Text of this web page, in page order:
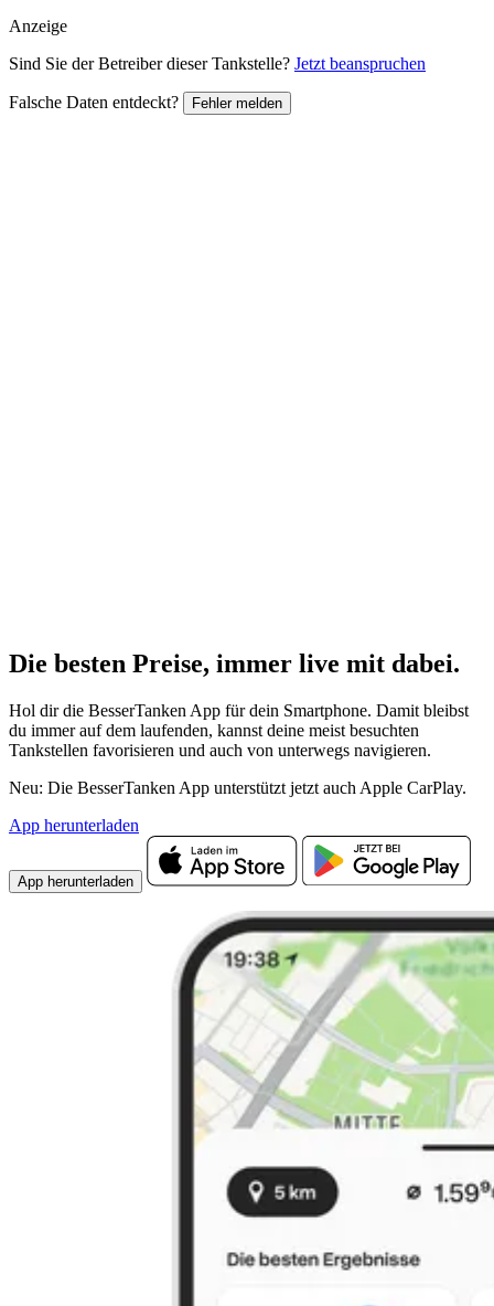
Anzeige
Sind Sie der Betreiber dieser Tankstelle? Jetzt beanspruchen
Falsche Daten entdeckt? Fehler melden
Die besten Preise, immer live mit dabei.
Hol dir die BesserTanken App für dein Smartphone. Damit bleibst
du immer auf dem laufenden, kannst deine meist besuchten
Tankstellen favorisieren und auch von unterwegs navigieren.
Neu: Die BesserTanken App unterstützt jetzt auch Apple CarPlay.
App herunterladen
App herunterladen